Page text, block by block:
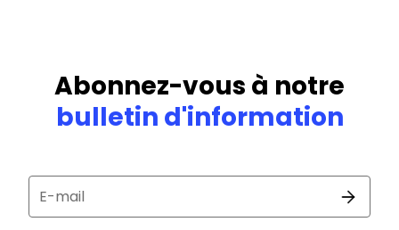
Abonnez-vous à notre
bulletin d'information
E-mail